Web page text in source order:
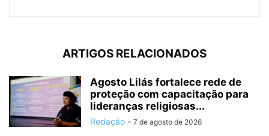
ARTIGOS RELACIONADOS
Agosto Lilás fortalece rede de
proteção com capacitação para
lideranças religiosas...
Redação - 7 de agosto de 2026